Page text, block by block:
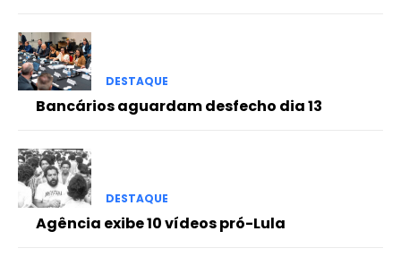
DESTAQUE
Bancários aguardam desfecho dia 13
DESTAQUE
Agência exibe 10 vídeos pró-Lula